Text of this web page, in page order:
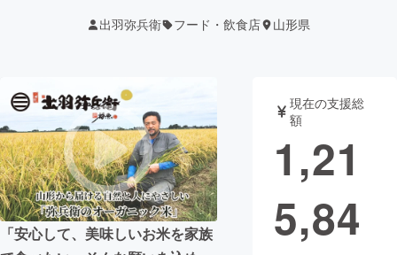
テクノロジー・ガジェット
映像・映画 書籍・雑誌
ビジネス・起業 チャレンジ
出羽弥兵衛 フード・飲食店 山形県
「安心して、美味しいお米を家族
現在の支援総
額
1,21
5,84